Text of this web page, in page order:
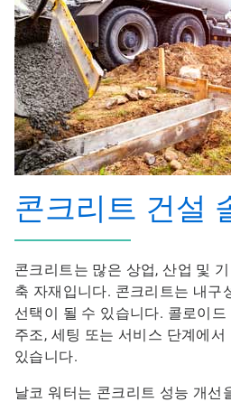
콘크리트 건설
콘크리트는 많은 상업, 산업 및
축 자재입니다. 콘크리트는 내구
선택이 될 수 있습니다. 콜로이
주조, 세팅 또는 서비스 단계에
있습니다.
날코 워터는 콘크리트 성능 개선